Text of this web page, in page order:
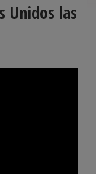
Unidos las